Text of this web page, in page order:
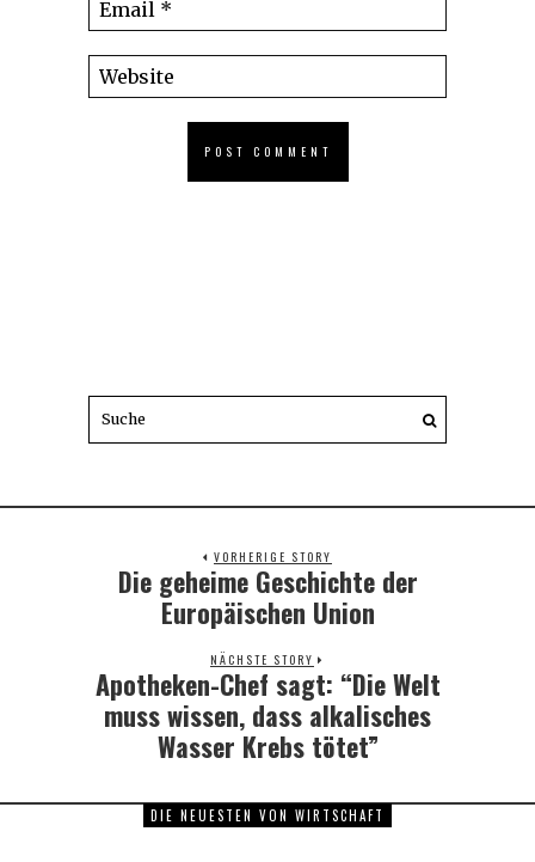
VORHERIGE STORY
Previous
post:
Die geheime Geschichte der
Europäischen Union
NÄCHSTE STORY
Next
post:
Apotheken-Chef sagt: “Die Welt
muss wissen, dass alkalisches
Wasser Krebs tötet”
DIE NEUESTEN VON WIRTSCHAFT